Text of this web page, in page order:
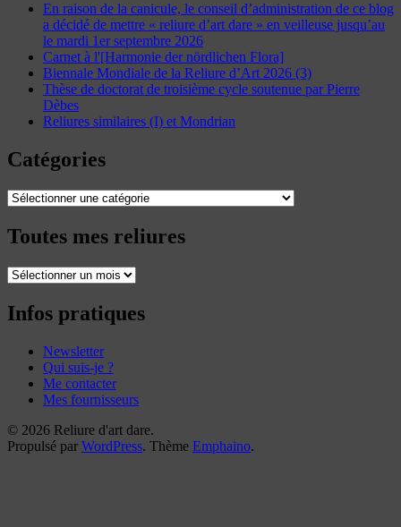
En raison de la canicule, le conseil d’administration de ce blog
a décidé de mettre « reliure d’art dare » en veilleuse jusqu’au
le mardi 1er septembre 2026
Carnet à l'[Harmonie der nördlichen Flora]
Biennale Mondiale de la Reliure d’Art 2026 (3)
Thèse de doctorat de troisième cycle soutenue par Pierre
Dèbes
Reliures similaires (I) et Mondrian
Catégories
Catégories
Toutes mes reliures
Toutes
reliures
Infos pratiques
Newsletter
Qui suis-je ?
Me contacter
Mes fournisseurs
© 2026 Reliure d'art dare.
Propulsé par WordPress. Thème Emphaino.